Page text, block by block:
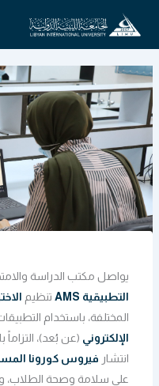
المحتوى
يواصل مكتب الدراسة
التطبيقية AMS
تنظيم
المختلفة، باستخدام
الإلكتروني (عن بُعد)، التزاماً
انتشار فيروس كورونا
على سلامة وصحة الطلاب،